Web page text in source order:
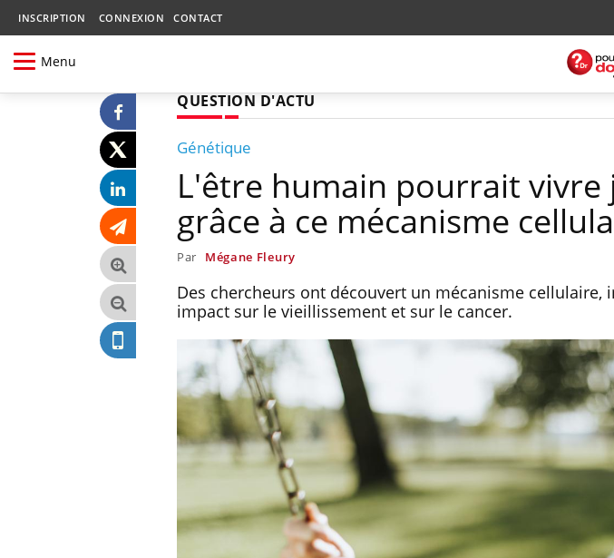
INSCRIPTION CONNEXION CONTACT
Menu
QUESTION D'ACTU
Génétique
L'être humain pourrait vivre
grâce à ce mécanisme
Par Mégane Fleury
Des chercheurs ont découvert un mécanisme
impact sur le vieillissement et sur le cancer.